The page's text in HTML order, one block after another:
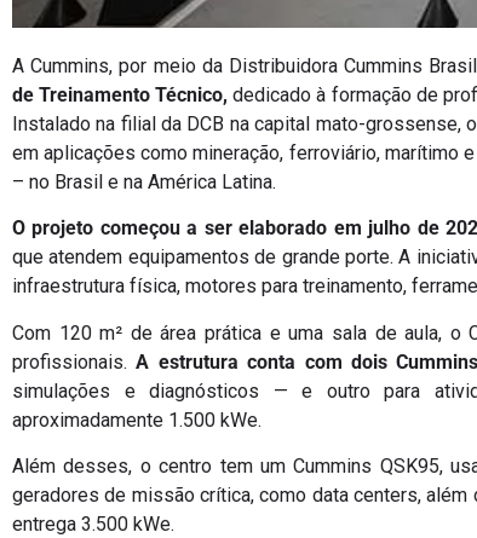
A Cummins, por meio da Distribuidora Cummins
de Treinamento Técnico, dedicado à formação de
Instalado na filial da DCB na capital mato-grossense,
em aplicações como mineração, ferroviário, marítimo
– no Brasil e na América Latina.
O projeto começou a ser elaborado em julho de
que atendem equipamentos de grande porte. A
infraestrutura física, motores para treinamento,
Com 120 m² de área prática e uma sala de aula,
profissionais.A estrutura conta com dois
simulações e diagnósticos — e outro para
aproximadamente 1.500 kWe.
Além desses, o centro tem um Cummins QSK95,
geradores de missão crítica, como data centers,
entrega 3.500 kWe.